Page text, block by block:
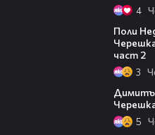
4
Поли
част 2
3
5